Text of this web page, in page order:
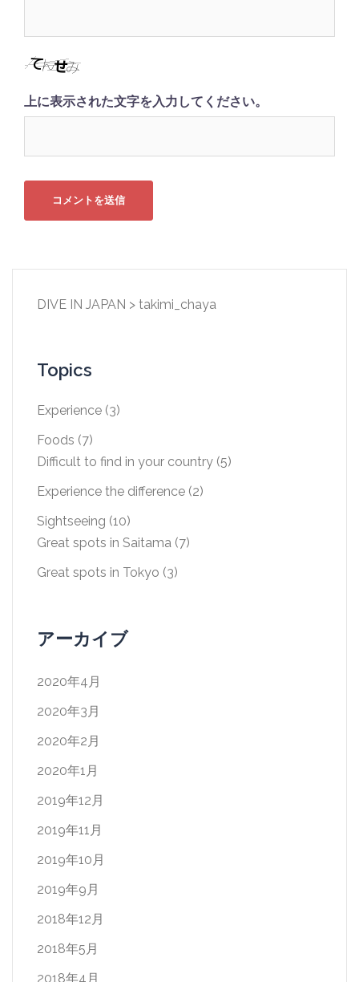
上に表示された文字を入力してください。
DIVE IN JAPAN > takimi_chaya
Topics
Experience (3)
Foods (7)
Difficult to find in your country (5)
Experience the difference (2)
Sightseeing (10)
Great spots in Saitama (7)
Great spots in Tokyo (3)
アーカイブ
2020年4月
2020年3月
2020年2月
2020年1月
2019年12月
2019年11月
2019年10月
2019年9月
2018年12月
2018年5月
2018年4月